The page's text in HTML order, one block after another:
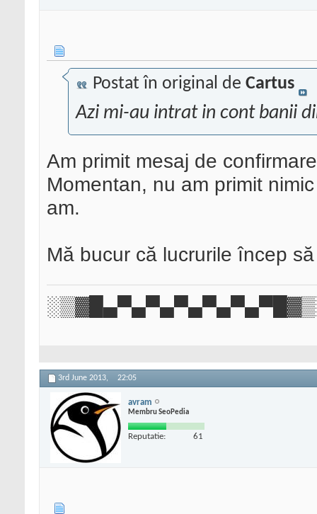
Postat în original de Cartus
Azi mi-au intrat in cont banii
Am primit mesaj de
Momentan, nu am primit
am.
Mă bucur că lucrurile încep
3rd June 2013, 22:05
avram
Membru SeoPedia
Reputatie: 61